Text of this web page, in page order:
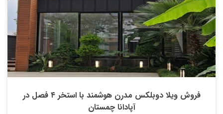
فروش ویلا دوبلکس مدرن هوشمند با استخر ۴ فصل در
آپادانا چمستان